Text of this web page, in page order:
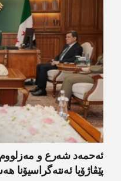
ئەحمەد شەرع و
پێڤاژۆیا